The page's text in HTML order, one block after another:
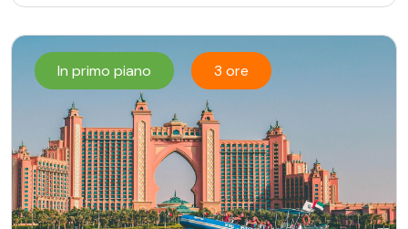
In primo piano 3 ore